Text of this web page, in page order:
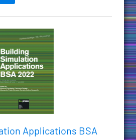
Applications BSA